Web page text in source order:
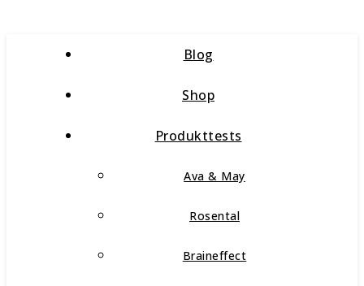
Blog
Shop
Produkttests
Ava & May
Rosental
Braineffect